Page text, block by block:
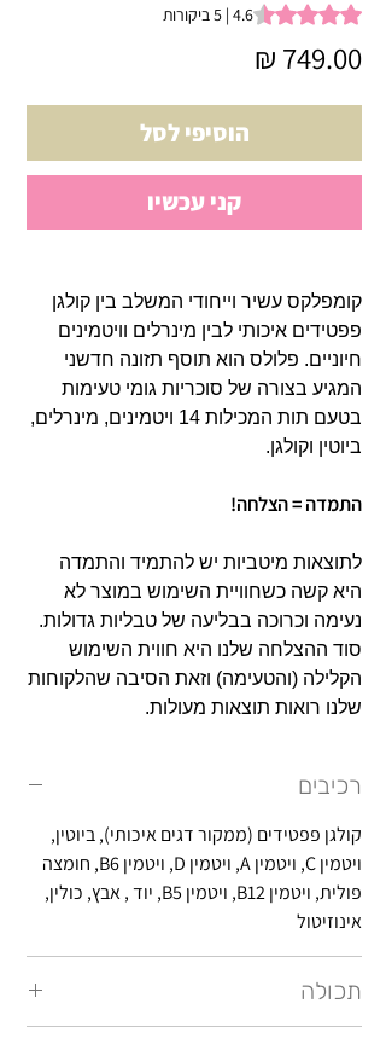
is 4.6 out of five stars based on 5 reviews
4.6 | 5 ביקורות
הוסיפי לסל
קני עכשיו
קומפלקס עשיר וייחודי המשלב בין קולגן
פפטידים איכותי לבין מינרלים וויטמינים
חיוניים. פלולס הוא תוסף תזונה חדשני
המגיע בצורה של סוכריות גומי טעימות
בטעם תות המכילות 14 ויטמינים, מינרלים,
ביוטין וקולגן.
התמדה = הצלחה!
לתוצאות מיטביות יש להתמיד והתמדה
היא קשה כשחוויית השימוש במוצר לא
נעימה וכרוכה בבליעה של טבליות גדולות.
סוד ההצלחה שלנו היא חווית השימוש
הקלילה (והטעימה) וזאת הסיבה שהלקוחות
שלנו רואות תוצאות מעולות.
רכיבים
קולגן פפטידים (ממקור דגים איכותי), ביוטין,
ויטמין C, ויטמין A, ויטמין D, ויטמין B6, חומצה
פולית, ויטמין B12, ויטמין B5, יוד , אבץ, כולין,
אינוזיטול
תכולה